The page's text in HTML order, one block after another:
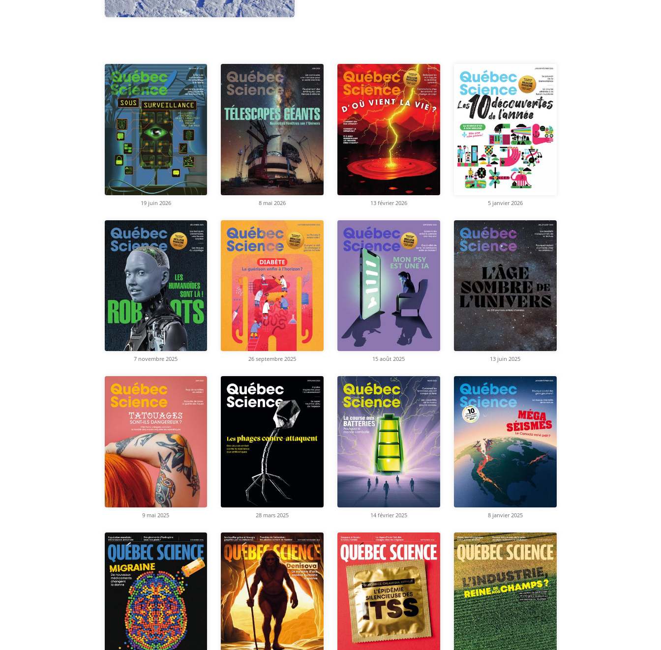
19 juin 2026 8 mai 2026 13 février 2026 5 janvier 2026
7 novembre 2025 26 septembre 2025 15 août 2025 13 juin 2025
9 mai 2025 28 mars 2025 14 février 2025 8 janvier 2025